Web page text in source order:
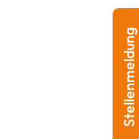
Stellenmeldung